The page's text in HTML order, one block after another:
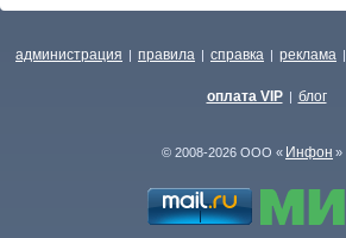
администрация | правила | справка | реклама |
оплата VIP | блог
© 2008-2026 ООО « Инфон »